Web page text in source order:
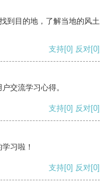
到目的地，了解当地的风土
支持[0] 反对[0]
交流学习心得。
支持[0] 反对[0]
习啦！
支持[0] 反对[0]